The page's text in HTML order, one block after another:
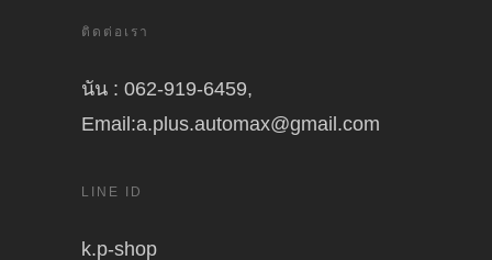
ติดต่อเรา
นัน : 062-919-6459,
Email:a.plus.automax@gmail.com
LINE ID
k.p-shop